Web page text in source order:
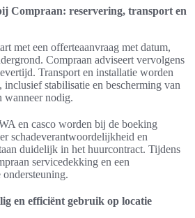
Compraan: reservering, transport en
met een offerteaanvraag met datum,
Compraan adviseert vervolgens
Transport en installatie worden
inclusief stabilisatie en bescherming van
wanneer nodig.
en casco worden bij de boeking
schadeverantwoordelijkheid en
duidelijk in het huurcontract. Tijdens
servicedekking en een
en efficiënt gebruik op locatie